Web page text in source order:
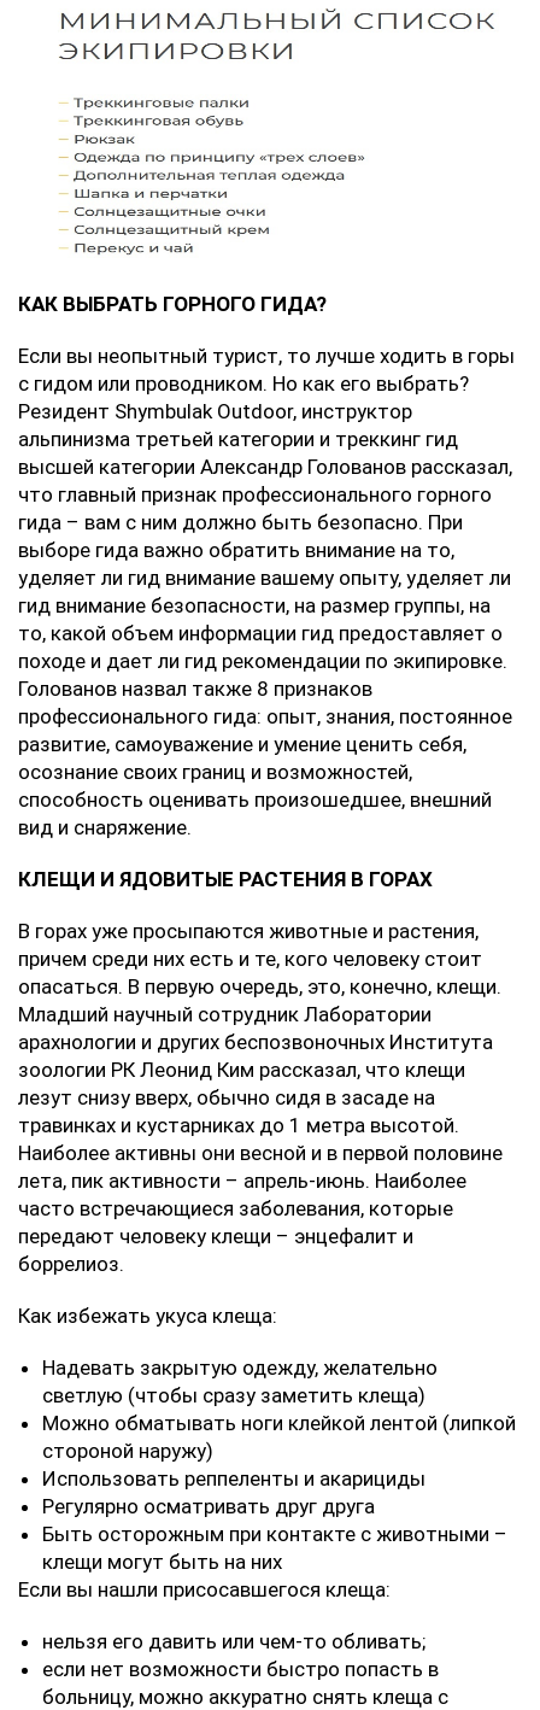
КАК ВЫБРАТЬ ГОРНОГО ГИДА?
Если вы неопытный турист, то лучше ходить в горы
с гидом или проводником. Но как его выбрать?
Резидент Shymbulak Outdoor, инструктор
альпинизма третьей категории и треккинг гид
высшей категории Александр Голованов рассказал,
что главный признак профессионального горного
гида – вам с ним должно быть безопасно. При
выборе гида важно обратить внимание на то,
уделяет ли гид внимание вашему опыту, уделяет ли
гид внимание безопасности, на размер группы, на
то, какой объем информации гид предоставляет о
походе и дает ли гид рекомендации по экипировке.
Голованов назвал также 8 признаков
профессионального гида: опыт, знания, постоянное
развитие, самоуважение и умение ценить себя,
осознание своих границ и возможностей,
способность оценивать произошедшее, внешний
вид и снаряжение.
КЛЕЩИ И ЯДОВИТЫЕ РАСТЕНИЯ В ГОРАХ
В горах уже просыпаются животные и растения,
причем среди них есть и те, кого человеку стоит
опасаться. В первую очередь, это, конечно, клещи.
Младший научный сотрудник Лаборатории
арахнологии и других беспозвоночных Института
зоологии РК Леонид Ким рассказал, что клещи
лезут снизу вверх, обычно сидя в засаде на
травинках и кустарниках до 1 метра высотой.
Наиболее активны они весной и в первой половине
лета, пик активности – апрель-июнь. Наиболее
часто встречающиеся заболевания, которые
передают человеку клещи – энцефалит и
боррелиоз.
Как избежать укуса клеща:
Надевать закрытую одежду, желательно
светлую (чтобы сразу заметить клеща)
Можно обматывать ноги клейкой лентой (липкой
стороной наружу)
Использовать реппеленты и акарициды
Регулярно осматривать друг друга
Быть осторожным при контакте с животными –
клещи могут быть на них
Если вы нашли присосавшегося клеща:
нельзя его давить или чем-то обливать;
если нет возможности быстро попасть в
больницу, можно аккуратно снять клеща с